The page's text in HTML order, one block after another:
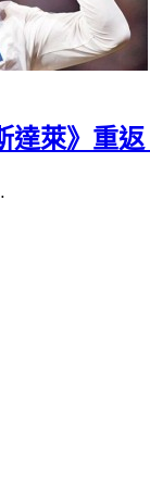
達萊》重